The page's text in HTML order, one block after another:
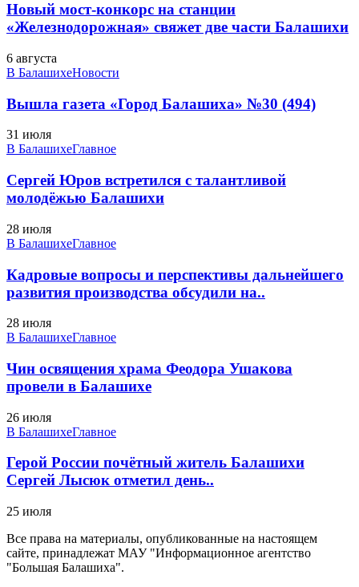
Новый мост-конкорс на станции
«Железнодорожная» свяжет две части Балашихи
6 августа
В БалашихеНовости
Вышла газета «Город Балашиха» №30 (494)
31 июля
В БалашихеГлавное
Сергей Юров встретился с талантливой
молодёжью Балашихи
28 июля
В БалашихеГлавное
Кадровые вопросы и перспективы дальнейшего
развития производства обсудили на..
28 июля
В БалашихеГлавное
Чин освящения храма Феодора Ушакова
провели в Балашихе
26 июля
В БалашихеГлавное
Герой России почётный житель Балашихи
Сергей Лысюк отметил день..
25 июля
Все права на материалы, опубликованные на настоящем
сайте, принадлежат МАУ "Информационное агентство
"Большая Балашиха".